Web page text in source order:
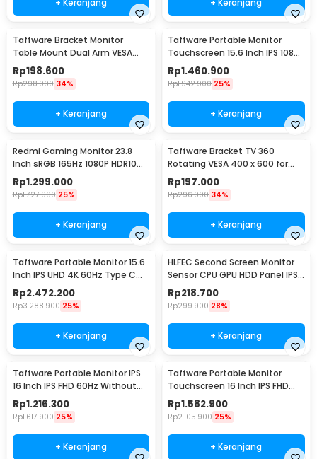
+ Keranjang + Keranjang
Taffware Bracket Monitor
Table Mount Dual Arm VESA
100x100 13-27 Inch - KMT-2
Rp198.600
Rp298.900 34%
+ Keranjang
Taffware Portable Monitor
Touchscreen 15.6 Inch IPS 1080P
60Hz Type C - 1560MTS
Rp1.460.900
Rp1.942.900 25%
+ Keranjang
Redmi Gaming Monitor 23.8
Inch sRGB 165Hz 1080P HDR10
1ms - G24
Rp1.299.000
Rp1.727.900 25%
+ Keranjang
Taffware Bracket TV 360
Rotating VESA 400 x 600 for
32-65 Inch TV - DN06
Rp197.000
Rp296.900 34%
+ Keranjang
Taffware Portable Monitor 15.6
Inch IPS UHD 4K 60Hz Type C
Mini HDMI - SJD1505
Rp2.472.200
Rp3.288.900 25%
+ Keranjang
HLFEC Second Screen Monitor
Sensor CPU GPU HDD Panel IPS
3.5 Inch - HL-3
Rp218.700
Rp299.900 28%
+ Keranjang
Taffware Portable Monitor IPS
16 Inch IPS FHD 60Hz Without
Touchscreen - 1600XTS
Rp1.216.300
Rp1.617.900 25%
+ Keranjang
Taffware Portable Monitor
Touchscreen 16 Inch IPS FHD
60Hz Type C - 1600XTS
Rp1.582.900
Rp2.105.900 25%
+ Keranjang